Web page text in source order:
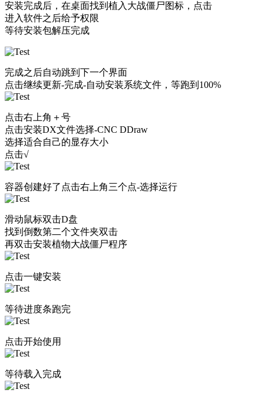
安装完成后，在桌面找到植入大战僵尸图标，点击
进入软件之后给予权限
等待安装包解压完成
完成之后自动跳到下一个界面
点击继续更新-完成-自动安装系统文件，等跑到100%
点击右上角＋号
点击安装DX文件选择-CNC DDraw
选择适合自己的显存大小
点击√
容器创建好了点击右上角三个点-选择运行
滑动鼠标双击D盘
找到倒数第二个文件夹双击
再双击安装植物大战僵尸程序
点击一键安装
等待进度条跑完
点击开始使用
等待载入完成